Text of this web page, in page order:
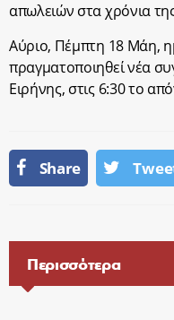
απωλειών στα χρόνια
Αύριο, Πέμπτη 18 Μάη,
πραγματοποιηθεί νέα
Ειρήνης, στις 6:30 το
Share
Περισσότερα